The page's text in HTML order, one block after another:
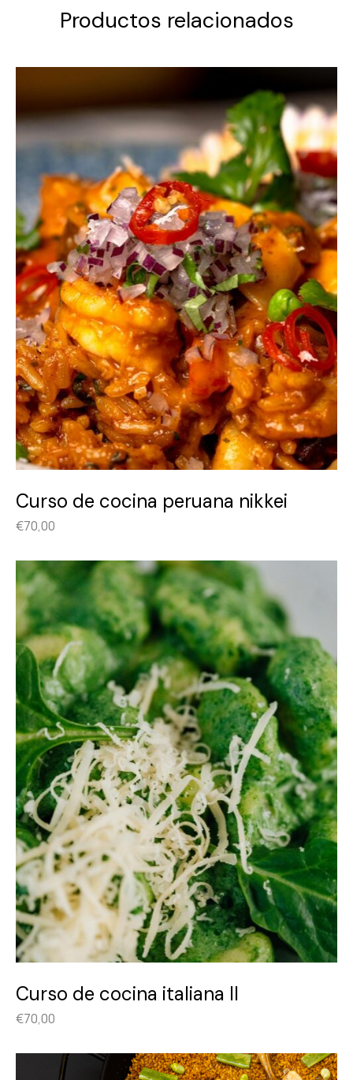
Productos relacionados
Curso de cocina peruana nikkei
€70,00
Curso de cocina italiana II
€70,00